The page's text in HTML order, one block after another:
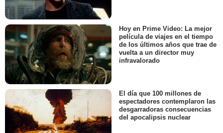
Hoy en Prime Video: La mejor
película de viajes en el tiempo
de los últimos años que trae de
vuelta a un director muy
infravalorado
El día que 100 millones de
espectadores contemplaron las
desgarradoras consecuencias
del apocalipsis nuclear